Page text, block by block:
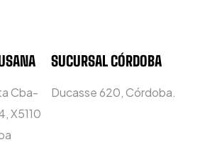
Cba-
X5110
SUCURSAL CÓRDOBA
Ducasse 620, Córdoba.